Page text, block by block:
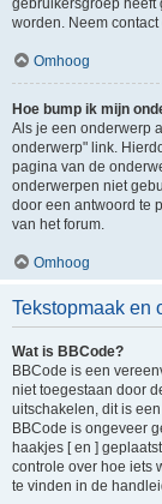
gebruikersgroep heeft
worden. Neem
Omhoog
Hoe bump ik mijn
Als je een onderwerp
onderwerp" link.
pagina van de
onderwerpen niet
door een antwoord te
van het forum.
Omhoog
Tekstopmaak en
Wat is BBCode?
BBCode is een
niet toegestaan door
uitschakelen, dit is
BBCode is ongeveer
haakjes [ en ]
controle over hoe iets
te vinden in de